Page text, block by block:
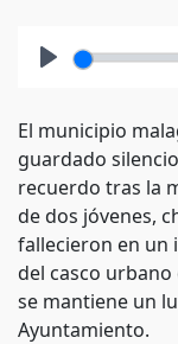
El municipio
guardado
recuerdo tras la
de dos jóvenes,
fallecieron en un
del casco
se mantiene un
Ayuntamiento.